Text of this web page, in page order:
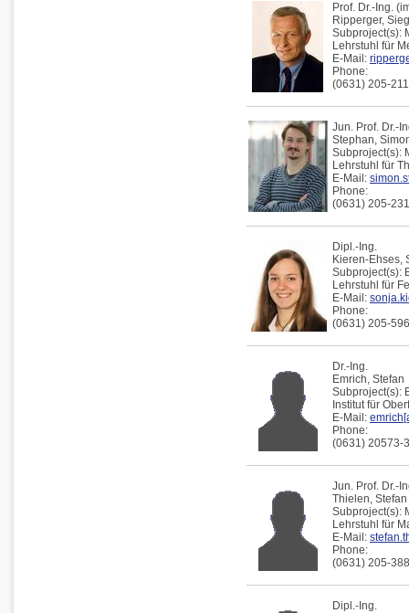
Prof. Dr.-Ing.
Ripperger,
Subproject(s):
Lehrstuhl für
E-Mail:
Phone:
(0631) 205-
Jun. Prof. Dr.-
Stephan,
Subproject(s):
Lehrstuhl für
E-Mail:
Phone:
(0631) 205-
Dipl.-Ing.
Kieren-Ehses,
Subproject(s):
Lehrstuhl für
E-Mail:
Phone:
(0631) 205-
Dr.-Ing.
Emrich, Stefan
Subproject(s):
Institut für
E-Mail:
Phone:
(0631) 20573-
Jun. Prof. Dr.-
Thielen, Stefan
Subproject(s):
Lehrstuhl für
E-Mail:
Phone:
(0631) 205-
Dipl.-Ing.